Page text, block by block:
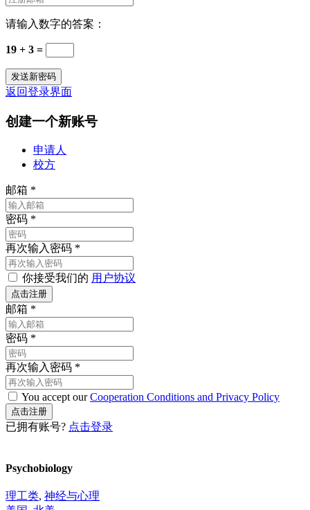
请输入数字的答案：
19 + 3 =
返回登录界面
创建一个新账号
申请人
校方
邮箱 *
密码 *
再次输入密码 *
你接受我们的 用户协议
邮箱 *
密码 *
再次输入密码 *
You accept ourCooperation Conditions and Privacy Policy
已拥有账号? 点击登录
Psychobiology
理工类, 神经与心理